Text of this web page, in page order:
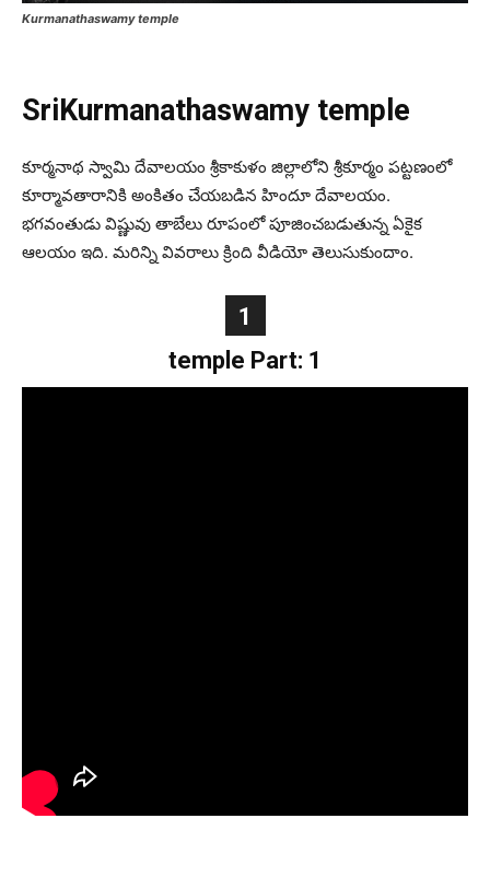
Kurmanathaswamy temple
SriKurmanathaswamy temple
కూర్మనాథ స్వామి దేవాలయం శ్రీకాకుళం జిల్లాలోని శ్రీకూర్మం పట్టణంలో
కూర్మావతారానికి అంకితం చేయబడిన హిందూ దేవాలయం.
భగవంతుడు విష్ణువు తాబేలు రూపంలో పూజించబడుతున్న ఏకైక
ఆలయం ఇది. మరిన్ని వివరాలు క్రింది వీడియో తెలుసుకుందాం.
1
temple Part: 1